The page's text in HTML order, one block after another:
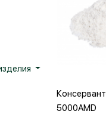
Консервант
5000AMD